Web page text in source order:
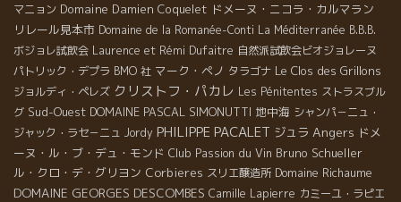
マニョン Domaine Damien Coquelet ドメーヌ・ニコラ・カルマラン
リレール見本市 Domaine de la Romanée-Conti La Méditerranée B.B.B.
ボジョレ試飲会 Laurence et Rémi Dufaitre 自然派試飲会ビオジョレーヌ
パトリック・デプラ BMO 社 マーク・ペノ タラゴナ Le Clos des Grillons
ジョルディ・ペレズ クリストフ・パカレ Les Pénitentes ストラスブル
グ Sud-Ouest DOMAINE PASCAL SIMONUTTI 地中海 シャンパ－ニュ・
ジャック・ラセ－ニュ Jordy PHILIPPE PACALET ジュラ Angers ドメ
ーヌ・ル・ブ・デュ・モンド Club Passion du Vin Bruno Schueller
ル・クロ・デ・グリヨン Corbieres スリエ醸造所 Domaine Richaume
DOMAINE GEORGES DESCOMBES Camille Lapierre カミーユ・ラピエ